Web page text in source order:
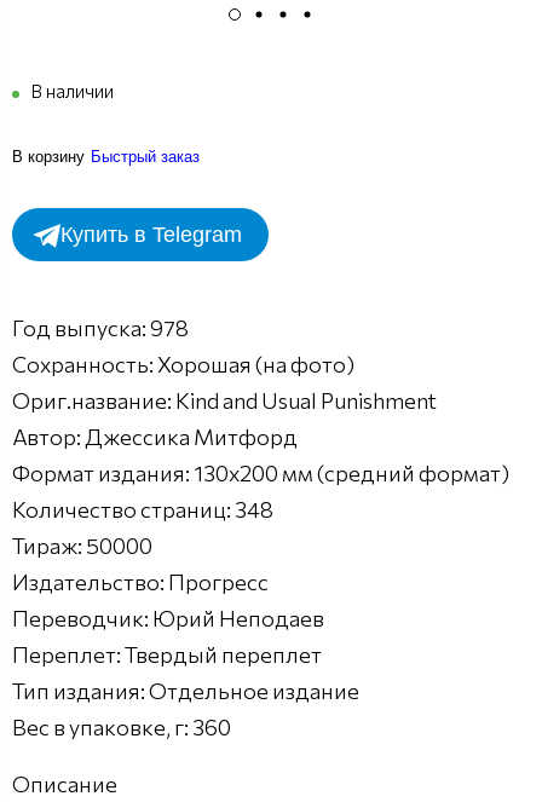
В наличии
В корзину Быстрый заказ
Купить в Telegram
Год выпуска: 978
Сохранность: Хорошая (на фото)
Ориг.название: Kind and Usual Punishment
Автор: Джессика Митфорд
Формат издания: 130х200 мм (средний формат)
Количество страниц: 348
Тираж: 50000
Издательство: Прогресс
Переводчик: Юрий Неподаев
Переплет: Твердый переплет
Тип издания: Отдельное издание
Вес в упаковке, г: 360
Описание